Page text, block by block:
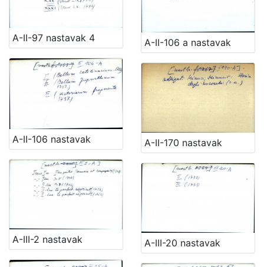
A-II-97 nastavak 4 A-II-106 a nastavak
A-II-106 nastavak A-II-170 nastavak
A-III-2 nastavak A-III-20 nastavak